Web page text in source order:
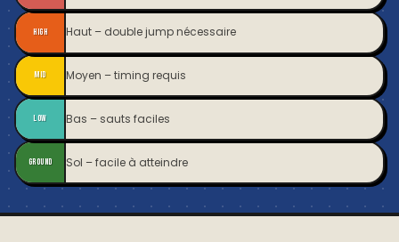
GROUND Sol – facile à atteindre
LOW Bas – sauts faciles
MID Moyen – timing requis
HIGH Haut – double jump nécessaire